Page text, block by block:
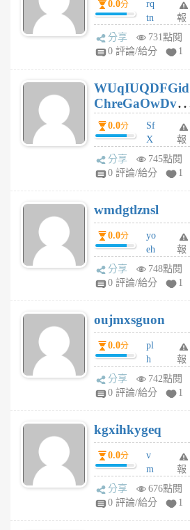
0.0分
rq
tn
jt
gl
個
月
前
報
分享
731點閱
0 評論/給分
1
WUqIUQDFGid
ChreGaOwDv
dY0.0分
Sf
X
Pe
Jc
R
P
m
v
A
V
個
月
前
報
分享
745點閱
0 評論/給分
1
wmdgtlznsl
0.0分
yo
eh
ld
gy
個
月
前
報
分享
748點閱
0 評論/給分
1
oujmxsguon
0.0分
pl
h
wi
w
6
個
月
前
報
分享
742點閱
0 評論/給分
1
kgxihkygeq
0.0分
v
m
sg
sr
報
分享
676點閱
0 評論/給分
1